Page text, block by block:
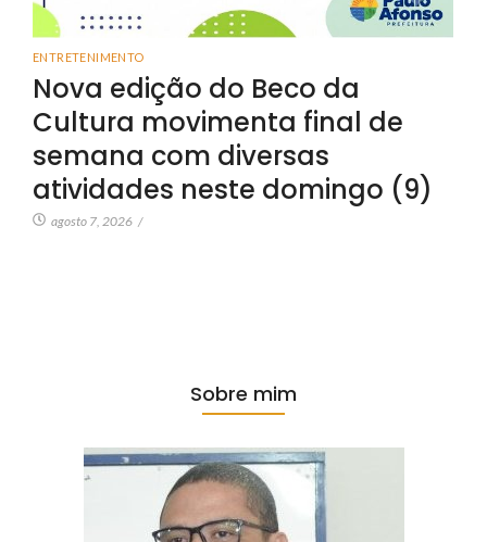
ENTRETENIMENTO
Nova edição do Beco da
Cultura movimenta final de
semana com diversas
atividades neste domingo (9)
agosto 7, 2026 /
Sobre mim